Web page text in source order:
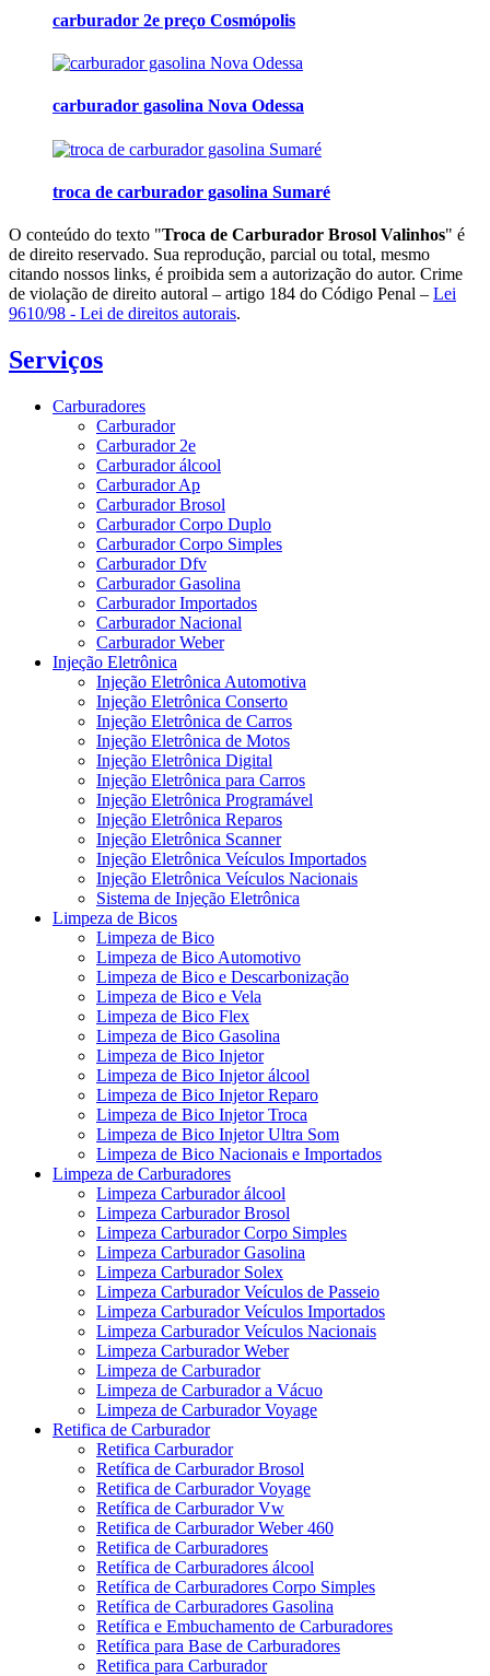
carburador 2e preço Cosmópolis
carburador gasolina Nova Odessa
troca de carburador gasolina Sumaré
O conteúdo do texto "Troca de Carburador Brosol Valinhos" é
de direito reservado. Sua reprodução, parcial ou total, mesmo
citando nossos links, é proibida sem a autorização do autor. Crime
de violação de direito autoral – artigo 184 do Código Penal – Lei
9610/98 - Lei de direitos autorais.
Serviços
Carburadores
Carburador
Carburador 2e
Carburador álcool
Carburador Ap
Carburador Brosol
Carburador Corpo Duplo
Carburador Corpo Simples
Carburador Dfv
Carburador Gasolina
Carburador Importados
Carburador Nacional
Carburador Weber
Injeção Eletrônica
Injeção Eletrônica Automotiva
Injeção Eletrônica Conserto
Injeção Eletrônica de Carros
Injeção Eletrônica de Motos
Injeção Eletrônica Digital
Injeção Eletrônica para Carros
Injeção Eletrônica Programável
Injeção Eletrônica Reparos
Injeção Eletrônica Scanner
Injeção Eletrônica Veículos Importados
Injeção Eletrônica Veículos Nacionais
Sistema de Injeção Eletrônica
Limpeza de Bicos
Limpeza de Bico
Limpeza de Bico Automotivo
Limpeza de Bico e Descarbonização
Limpeza de Bico e Vela
Limpeza de Bico Flex
Limpeza de Bico Gasolina
Limpeza de Bico Injetor
Limpeza de Bico Injetor álcool
Limpeza de Bico Injetor Reparo
Limpeza de Bico Injetor Troca
Limpeza de Bico Injetor Ultra Som
Limpeza de Bico Nacionais e Importados
Limpeza de Carburadores
Limpeza Carburador álcool
Limpeza Carburador Brosol
Limpeza Carburador Corpo Simples
Limpeza Carburador Gasolina
Limpeza Carburador Solex
Limpeza Carburador Veículos de Passeio
Limpeza Carburador Veículos Importados
Limpeza Carburador Veículos Nacionais
Limpeza Carburador Weber
Limpeza de Carburador
Limpeza de Carburador a Vácuo
Limpeza de Carburador Voyage
Retifica de Carburador
Retifica Carburador
Retífica de Carburador Brosol
Retifica de Carburador Voyage
Retífica de Carburador Vw
Retifica de Carburador Weber 460
Retifica de Carburadores
Retífica de Carburadores álcool
Retífica de Carburadores Corpo Simples
Retífica de Carburadores Gasolina
Retífica e Embuchamento de Carburadores
Retífica para Base de Carburadores
Retifica para Carburador